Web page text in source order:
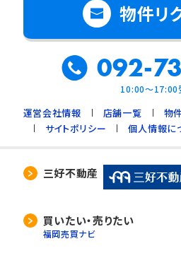
物件リ
092-
10:00～17:00
運営会社情報 店舗一覧
物
サイトポリシー
個人情報に
三好不動産
買いたい・売りたい
福岡売買ナビ